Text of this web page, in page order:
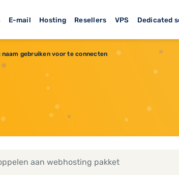
E-mail Hosting Resellers VPS Dedicated
naam gebruiken voor te connecten